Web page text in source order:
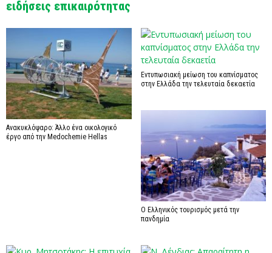
ειδήσεις επικαιρότητας
Ανακυκλόψαρο: Άλλο ένα οικολογικό
έργο από την Medochemie Hellas
Εντυπωσιακή μείωση του καπνίσματος
στην Ελλάδα την τελευταία δεκαετία
Ο Ελληνικός τουρισμός μετά την
πανδημία